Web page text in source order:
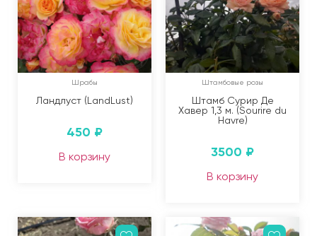
Шрабы
Ландлуст (LandLust)
450 ₽
В корзину
Штамбовые розы
Штамб Сурир Де
Хавер 1,3 м. (Sourire du
Havre)
3500 ₽
В корзину